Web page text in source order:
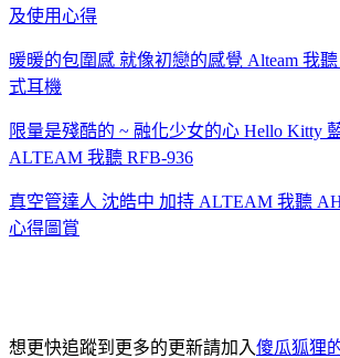
及使用心得
暖暖的包圍感 就像初戀的感覺 Alteam 我
式耳機
限量是殘酷的 ~ 融化少女的心 Hello Kitty
ALTEAM 我聽 RFB-936
真空管達人 沈皓中 加持 ALTEAM 我聽
心得圖賞
想更快追蹤到更多的更新請加入傻瓜狐狸